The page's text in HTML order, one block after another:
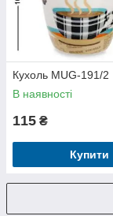
Кухоль MUG-191/2
В наявності
115 ₴
Купити